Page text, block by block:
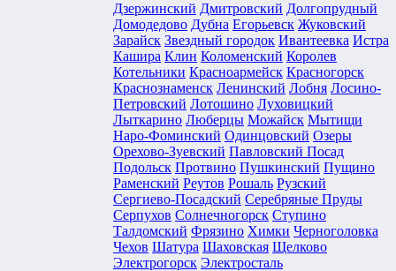
Дзержинский Дмитровский Долгопрудный
Домодедово Дубна Егорьевск Жуковский
Зарайск Звездный городок Ивантеевка Истра
Кашира Клин Коломенский Королев
Котельники Красноармейск Красногорск
Краснознаменск Ленинский Лобня Лосино-
Петровский Лотошино Луховицкий
Лыткарино Люберцы Можайск Мытищи
Наро-Фоминский Одинцовский Озеры
Орехово-Зуевский Павловский Посад
Подольск Протвино Пушкинский Пущино
Раменский Реутов Рошаль Рузский
Сергиево-Посадский Серебряные Пруды
Серпухов Солнечногорск Ступино
Талдомский Фрязино Химки Черноголовка
Чехов Шатура Шаховская Щелково
Электрогорск Электросталь